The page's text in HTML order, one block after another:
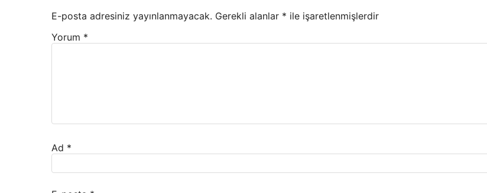
E-posta adresiniz yayınlanmayacak. Gerekli alanlar * ile işaretlenmişlerdir
Yorum *
Ad *